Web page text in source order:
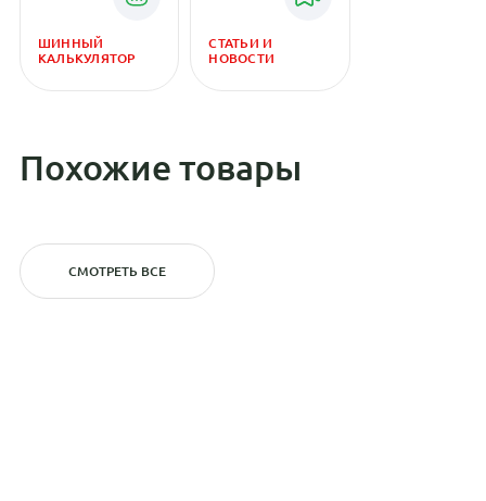
ШИННЫЙ
КАЛЬКУЛЯТОР
СТАТЬИ И
НОВОСТИ
Похожие товары
СМОТРЕТЬ ВСЕ